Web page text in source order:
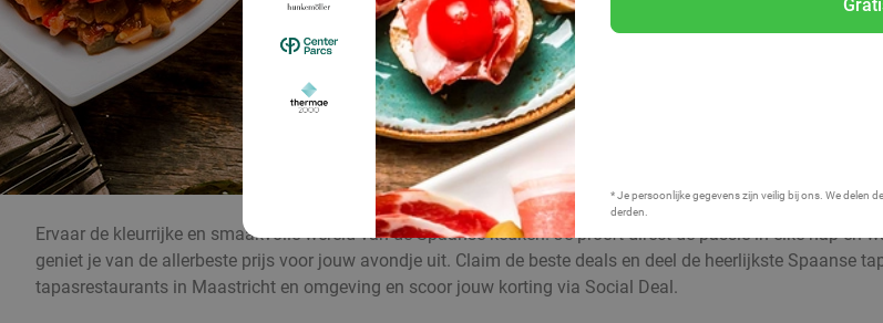
* Je persoonlijke gegevens zijn veilig bij ons. We delen
derden.
Ervaar de kleurrijke en smaakvolle wereld van de Spaanse keuken. Je proeft direct de passie in elke hap en
geniet je van de allerbeste prijs voor jouw avondje uit. Claim de beste deals en deel de heerlijkste Spaanse
tapasrestaurants in Maastricht en omgeving en scoor jouw korting via Social Deal.